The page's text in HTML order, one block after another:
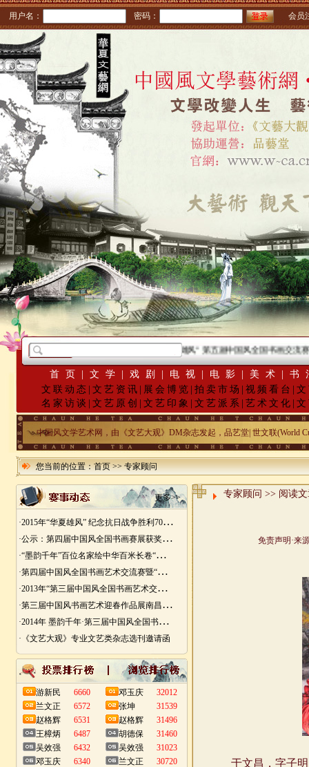
用户名： 密码： 会员
2015年“华夏雄风” 第五届中国风全国书画交流赛
首页 |文学 |戏剧 电视 电影 美术 |书
文联动态 |文艺资讯 展会博览 |拍卖市场 |视频看台 |
名家访谈
|文艺原创 |文艺印象 |文艺派系 |艺术文化 |
中国风文学艺术网，由《文艺大观》DM杂志发起，品艺堂| 世文联(World
您当前的位置：首页>>专家顾问
更多>>
·
2015年“华夏雄风” 纪念抗日战争胜利70周年书画展征稿
·
公示：第四届中国风全国书画赛展获奖入展名单
·
“墨韵千年”百位名家绘中华百米长卷“华夏五千年锦绣山河图”创作
·
第四届中国风全国书画艺术交流赛暨“华夏五千年锦绣山河图”百位名家绘中华百米长卷创作邀请展
·
2013年“第三届中国风全国书画艺术交流赛” 获奖名单
·
第三届中国风书画艺术迎春作品展南昌展胜利开幕
·
2014年 墨韵千年·第三届中国风全国书画艺术迎春作品展 南昌展
·《文艺大观》专业文艺类杂志选刊邀请函
游新民
6660
兰文正
6572
赵格辉
6531
王樟炳
6487
吴效强
6432
邓玉庆
6340
邓玉庆
32012
张坤
31539
赵格辉
31496
胡德保
31460
吴效强
31023
兰文正
30720
专家顾问 >> 阅读